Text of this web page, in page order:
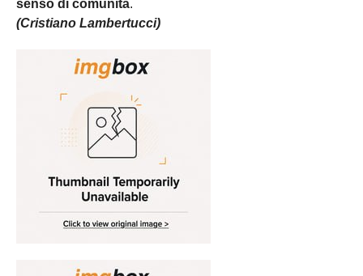
senso di comunità.
(Cristiano Lambertucci)